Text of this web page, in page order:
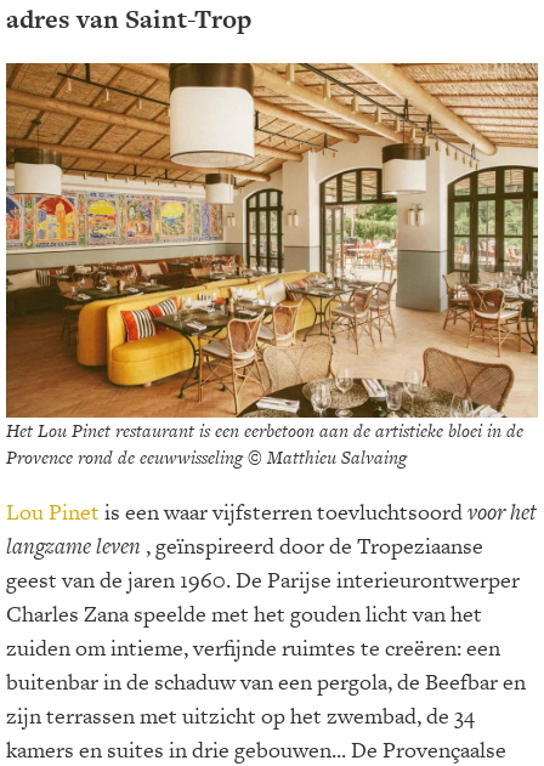
adres van Saint-Trop
Het Lou Pinet restaurant is een eerbetoon aan de artistieke bloei in de
Provence rond de eeuwwisseling © Matthieu Salvaing
Lou Pinet is een waar vijfsterren toevluchtsoordvoor het
langzame leven , geïnspireerd door de Tropeziaanse
geest van de jaren 1960. De Parijse interieurontwerper
Charles Zana speelde met het gouden licht van het
zuiden om intieme, verfijnde ruimtes te creëren: een
buitenbar in de schaduw van een pergola, de Beefbar en
zijn terrassen met uitzicht op het zwembad, de 34
kamers en suites in drie gebouwen... De Provençaalse